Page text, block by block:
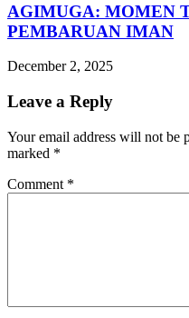
AGIMUGA: MOMEN
PEMBARUAN IMAN
December 2, 2025
Leave a Reply
Your email address will not be
marked *
Comment *